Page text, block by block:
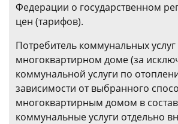
Федерации о государственном
цен (тарифов).
Потребитель коммунальных услуг
многоквартирном доме (за
коммунальной услуги по
зависимости от выбранного
многоквартирным домом в
коммунальные услуги отдельно